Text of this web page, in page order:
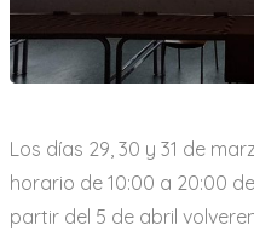
Los días 29, 30 y 31 de
horario de 10:00 a 20:00
partir del 5 de abril